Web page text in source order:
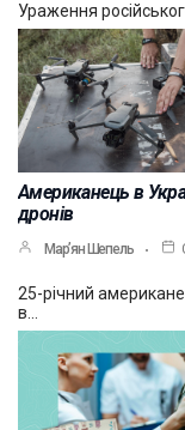
Ураження
Американець в
дронів
Мар’ян Шепель
25-річний
в…